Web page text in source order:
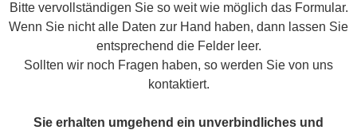
Bitte vervollständigen Sie so weit wie möglich das Formular.
Wenn Sie nicht alle Daten zur Hand haben, dann lassen Sie
entsprechend die Felder leer.
Sollten wir noch Fragen haben, so werden Sie von uns
kontaktiert.
Sie erhalten umgehend ein unverbindliches und